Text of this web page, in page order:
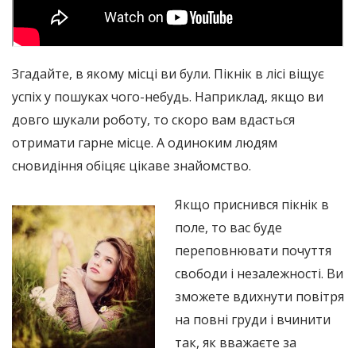
Згадайте, в якому місці ви були. Пікнік в лісі віщує
успіх у пошуках чого-небудь. Наприклад, якщо ви
довго шукали роботу, то скоро вам вдасться
отримати гарне місце. А одиноким людям
сновидіння обіцяє цікаве знайомство.
Якщо приснився пікнік в
поле, то вас буде
переповнювати почуття
свободи і незалежності. Ви
зможете вдихнути повітря
на повні груди і вчинити
так, як вважаєте за